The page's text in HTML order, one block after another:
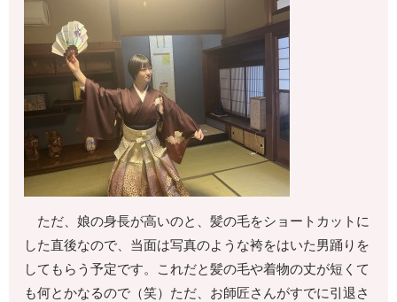
ただ、娘の身長が高いのと、髪の毛をショートカットに
した直後なので、当面は写真のような袴をはいた男踊りを
してもらう予定です。これだと髪の毛や着物の丈が短くて
も何とかなるので（笑）ただ、お師匠さんがすでに引退さ